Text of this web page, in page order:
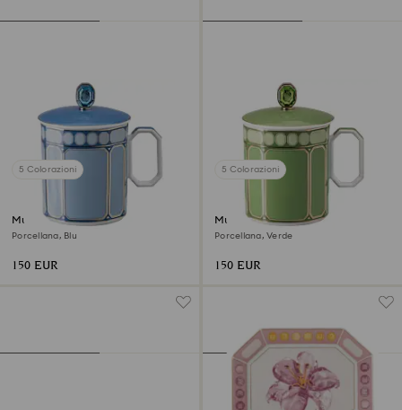
5 Colorazioni
Mug con coperchio Signum
Porcellana, Blu
150 EUR
5 Colorazioni
Mug con coperchio Signum
Porcellana, Verde
150 EUR